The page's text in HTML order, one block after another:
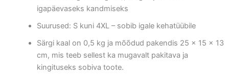
igapäevaseks kandmiseks
Suurused: S kuni 4XL – sobib igale kehatüübile
Särgi kaal on 0,5 kg ja mõõdud pakendis 25 × 15 × 13
cm, mis teeb sellest ka mugavalt pakitava ja
kingituseks sobiva toote.